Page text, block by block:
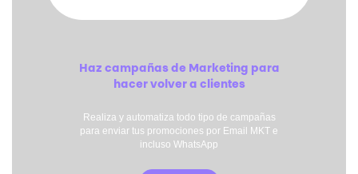
Haz campañas de Marketing para
hacer volver a clientes
Realiza y automatiza todo tipo de campañas
para enviar tus promociones por Email MKT e
incluso WhatsApp